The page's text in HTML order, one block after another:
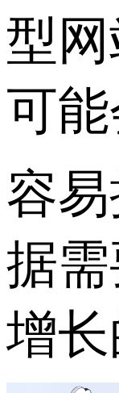
型
可
容
据
增